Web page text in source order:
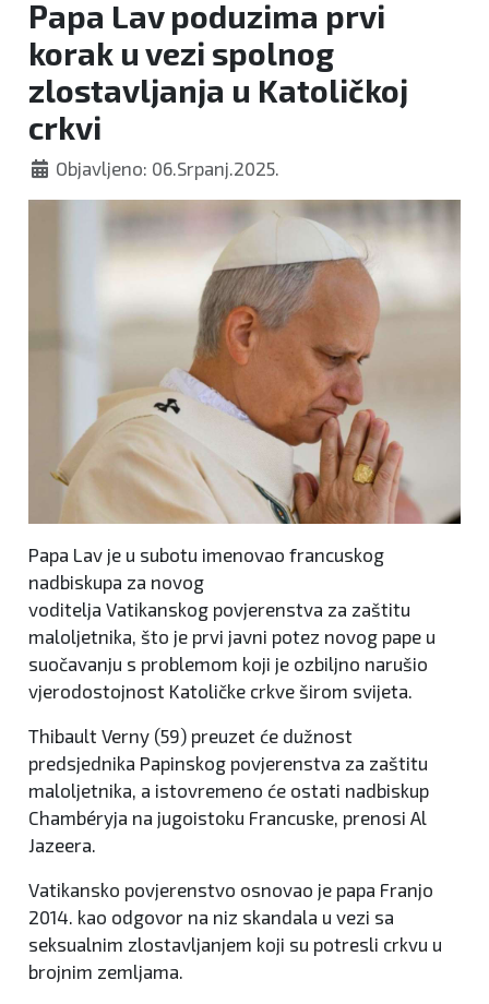
Papa Lav poduzima prvi
korak u vezi spolnog
zlostavljanja u Katoličkoj
crkvi
Objavljeno: 06.Srpanj.2025.
Papa Lav je u subotu imenovao francuskog
nadbiskupa za novog
voditelja Vatikanskog povjerenstva za zaštitu
maloljetnika, što je prvi javni potez novog pape u
suočavanju s problemom koji je ozbiljno narušio
vjerodostojnost Katoličke crkve širom svijeta.
Thibault Verny (59) preuzet će dužnost
predsjednika Papinskog povjerenstva za zaštitu
maloljetnika, a istovremeno će ostati nadbiskup
Chambéryja na jugoistoku Francuske, prenosi Al
Jazeera.
Vatikansko povjerenstvo osnovao je papa Franjo
2014. kao odgovor na niz skandala u vezi sa
seksualnim zlostavljanjem koji su potresli crkvu u
brojnim zemljama.